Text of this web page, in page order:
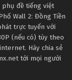
phụ đề tiếng việt
Wall 2: Đồng Tiền
trực tuyến với
(nếu có) tùy theo
Hãy chia sẻ
tới mọi người